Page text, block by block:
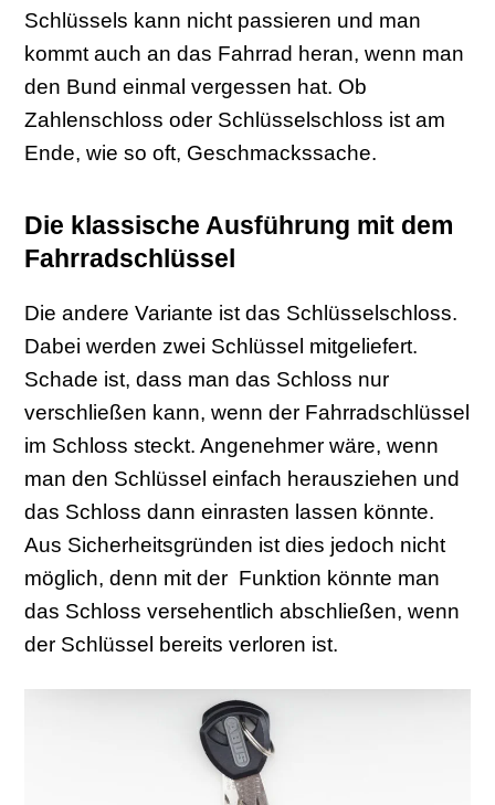
Schlüssels kann nicht passieren und man
kommt auch an das Fahrrad heran, wenn man
den Bund einmal vergessen hat. Ob
Zahlenschloss oder Schlüsselschloss ist am
Ende, wie so oft, Geschmackssache.
Die klassische Ausführung mit dem
Fahrradschlüssel
Die andere Variante ist das Schlüsselschloss.
Dabei werden zwei Schlüssel mitgeliefert.
Schade ist, dass man das Schloss nur
verschließen kann, wenn der Fahrradschlüssel
im Schloss steckt. Angenehmer wäre, wenn
man den Schlüssel einfach herausziehen und
das Schloss dann einrasten lassen könnte.
Aus Sicherheitsgründen ist dies jedoch nicht
möglich, denn mit der Funktion könnte man
das Schloss versehentlich abschließen, wenn
der Schlüssel bereits verloren ist.